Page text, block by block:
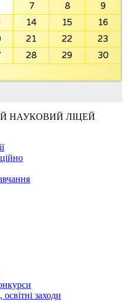
7 8
9
14 15
16
21 22
23
28 29
30
НАУКОВИЙ ЛІЦЕЙ
заходи